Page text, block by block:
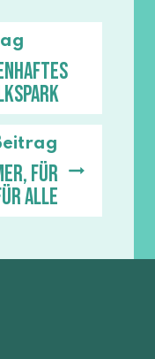
für
alle